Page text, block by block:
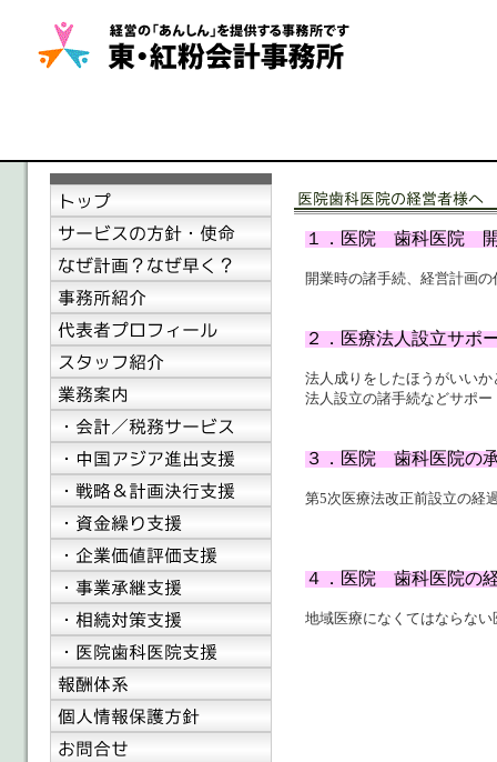
１．医院 歯科医院
開業時の諸手続、経営計画
２．医療法人設立サポ
法人成りをしたほうがいい
法人設立の諸手続などサポ
３．医院 歯科医院の
第5次医療法改正前設立の経
４．医院 歯科医院の
地域医療になくてはならな